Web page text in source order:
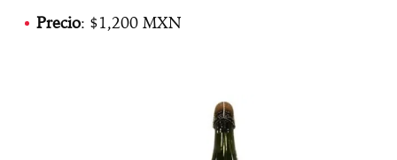
Precio: $1,200 MXN